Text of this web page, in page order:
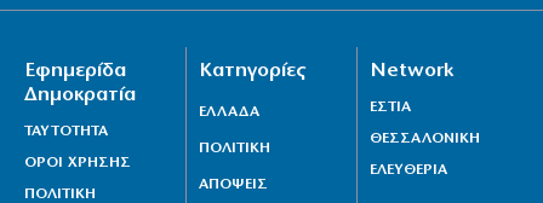
Εφημερίδα
Δημοκρατία
ΤΑΥΤΟΤΗΤΑ
ΟΡΟΙ ΧΡΗΣΗΣ
ΠΟΛΙΤΙΚΗ
Κατηγορίες
ΕΛΛΑΔΑ
ΠΟΛΙΤΙΚΗ
ΑΠΟΨΕΙΣ
Network
ΕΣΤΙΑ
ΘΕΣΣΑΛΟΝΙΚΗ
ΕΛΕΥΘΕΡΙΑ